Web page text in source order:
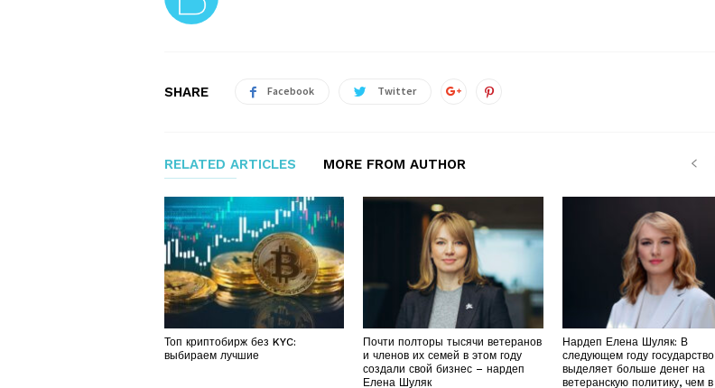
SHARE Facebook Twitter
RELATED ARTICLES MORE FROM AUTHOR
Топ криптобирж без KYC:
выбираем лучшие
Почти полторы тысячи ветеранов
и членов их семей в этом году
создали свой бизнес – нардеп
Елена Шуляк
Нардеп Елена Шуляк: В
следующем году государство
выделяет больше денег на
ветеранскую политику, чем в